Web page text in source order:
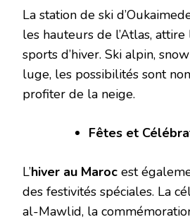
La station de ski
les hauteurs de l’Atlas,
sports d’hiver. Ski alpin,
luge, les possibilités sont
profiter de la neige.
Fêtes et
L’hiver au Maroc est
des festivités spéciales. La
al-Mawlid, la